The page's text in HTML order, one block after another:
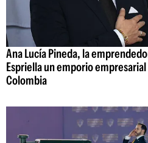
Ana Lucía Pineda, la
Espriella un emporio
Colombia